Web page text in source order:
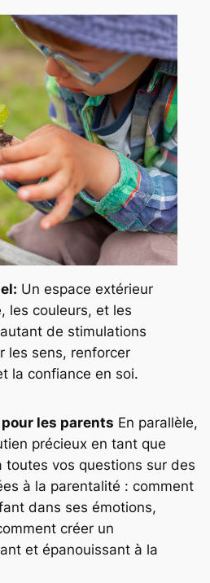
Un espace extérieur
les couleurs, et les
de stimulations
les sens, renforcer
la confiance en soi.
les parents En parallèle,
précieux en tant que
toutes vos questions sur des
à la parentalité : comment
dans ses émotions,
créer un
et épanouissant à la